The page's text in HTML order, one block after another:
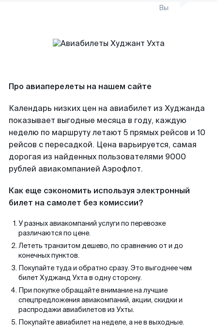
Вы
Про авиаперелеты на нашем сайте
Календарь низких цен на авиабилет из Худжанда
показывает выгодные месяца в году, каждую
неделю по маршруту летают 5 прямых рейсов и 10
рейсов с пересадкой. Цена варьируется, самая
дорогая из найденных пользователями 9000
рублей авиакомпанией Аэрофлот.
Как еще сэкономить используя электронный
билет на самолет без комиссии?
У разных авиакомпаний услуги по перевозке
различаются по цене.
Лететь транзитом дешево, по сравнению от и до
конечных пунктов.
Покупайте туда и обратно сразу. Это выгоднее чем
билет Худжанд Ухта в одну сторону.
При покупке обращайте внимание на лучшие
спецпредложения авиакомпаний, акции, скидки и
распродажи авиабилетов из Ухты.
Покупайте авиабилет на неделе, а не в выходные.